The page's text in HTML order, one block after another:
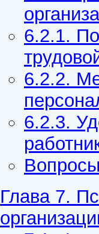
6.2.1.
6.2.2.
6.2.3.
Глава 7.